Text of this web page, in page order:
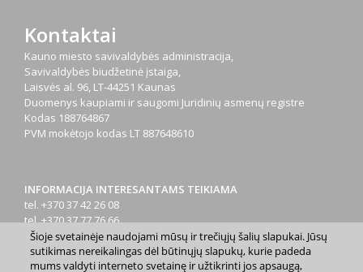
Kontaktai
Kauno miesto savivaldybės administracija,
Savivaldybės biudžetinė įstaiga,
Laisvės al. 96, LT-44251 Kaunas
Duomenys kaupiami ir saugomi Juridinių asmenų registre
Kodas 188764867
PVM mokėtojo kodas LT 887648610
INFORMACIJA INTERESANTAMS TEIKIAMA
tel. +370 37 42 26 08
tel. +370 37 77 76 66
tel. +370 660 07000
el. p.info@kaunas.lt
Šioje svetainėje naudojami mūsų ir trečiųjų šalių slapukai. Jūsų
sutikimas nereikalingas dėl būtinųjų slapukų, kurie padeda
mums valdyti interneto svetainę ir užtikrinti jos apsaugą,